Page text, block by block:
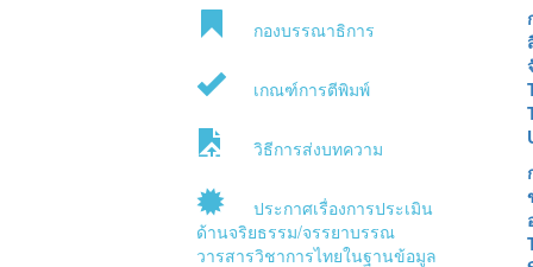
กองบรรณาธิการ
เกณฑ์การตีพิมพ์
วิธีการส่งบทความ
ประกาศเรื่องการประเมิน
ด้านจริยธรรม/จรรยาบรรณ
วารสารวิชาการไทยในฐานข้อมูล